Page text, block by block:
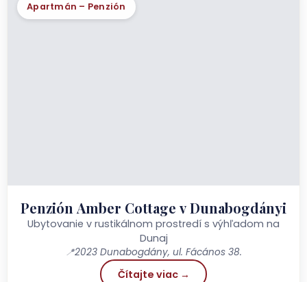
Apartmán – Penzión
Penzión Amber Cottage v Dunabogdányi
Ubytovanie v rustikálnom prostredí s výhľadom na
Dunaj
📍2023 Dunabogdány, ul. Fácános 38.
Čítajte viac →